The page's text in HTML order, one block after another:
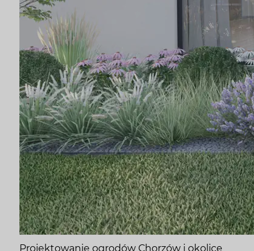
Projektowanie ogrodów Chorzów i okolice